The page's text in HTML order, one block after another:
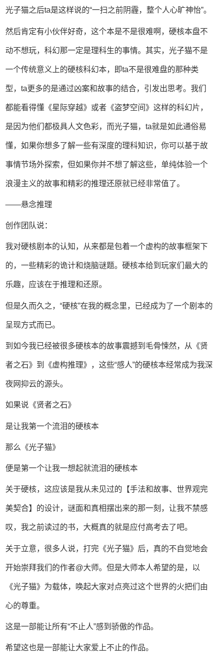
光子猫之后ta是这样说的“一扫之前阴霾，整个人心旷神怡”。
然后肯定有小伙伴好奇，这个本是不是很难啊，硬核本盘不
动不想玩，科幻那一定是理科生的事情。其实，光子猫不是
一个传统意义上的硬核科幻本，即ta不是很难盘的那种类
型，ta更多的是通过凶案和故事的结合，引发出思考。我们
都能看得懂《星际穿越》或者《盗梦空间》这样的科幻片，
是因为他们都极具人文色彩，而光子猫，ta就是如此通俗易
懂，如果你想多了解一些有深度的理科知识，你可以基于故
事情节场外探索，但如果你并不想了解这些，单纯体验一个
浪漫主义的故事和精彩的推理还原就已经非常值了。
——悬念推理
创作团队说：
我对硬核剧本的认知，从来都是包着一个虚构的故事框架下
的，一些精彩的诡计和烧脑谜题。硬核本给到玩家们最大的
乐趣，应该在于推理和还原。
但是久而久之，“硬核”在我的概念里，已经成为了一个剧本的
呈现方式而已。
到如今我已经被很多硬核本的故事震撼到毛骨悚然，从《贤
者之石》到《虚构推理》，这些“感人”的硬核本经常成为我深
夜网抑云的源头。
如果说《贤者之石》
是让我第一个流泪的硬核本
那么《光子猫》
便是第一个让我一想起就流泪的硬核本
关于硬核，这应该是我从未见过的【手法和故事、世界观完
美契合】的设计，谜面和真相摆出来的那一刻，让我不禁感
叹，我之前读过的书，大概真的就是应付高考去了吧。
关于立意，很多人说，打完《光子猫》后，真的不自觉地会
开始崇拜我们的作者@大师。但是大师本人希望的是，以
《光子猫》为载体，唤起大家对点亮过这个世界的火把们由
心的尊重。
这是一部能让所有“不止人”感到骄傲的作品。
希望这也是一部能让大家爱上不止的作品。